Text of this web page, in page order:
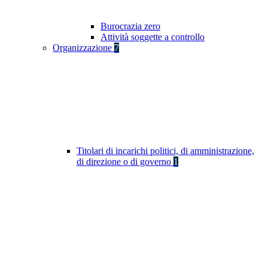
Burocrazia zero
Attività soggette a controllo
Organizzazione 7
Titolari di incarichi politici, di amministrazione,
di direzione o di governo 1